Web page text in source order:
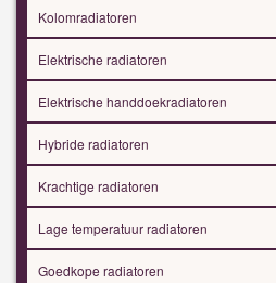
Kolomradiatoren
Elektrische radiatoren
Elektrische handdoekradiatoren
Hybride radiatoren
Krachtige radiatoren
Lage temperatuur radiatoren
Goedkope radiatoren